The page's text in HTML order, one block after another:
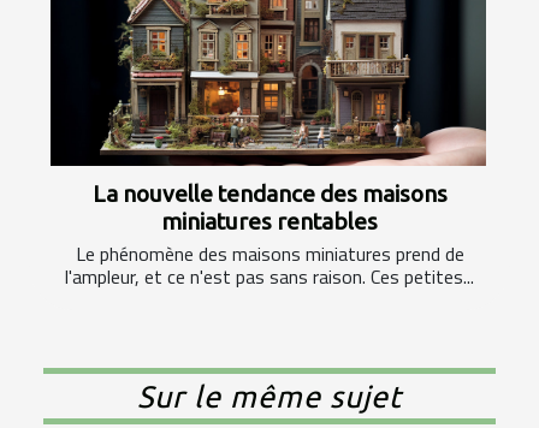
La nouvelle tendance des maisons
miniatures rentables
Le phénomène des maisons miniatures prend de
l'ampleur, et ce n'est pas sans raison. Ces petites...
Sur le même sujet